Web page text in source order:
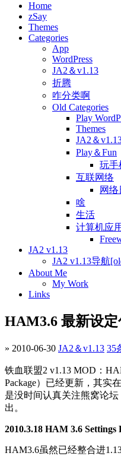
Home
zSay
Themes
Categories
App
WordPress
JA2＆v1.13
折腾
咋分类啊
Old Categories
Play
Themes
JA2＆
Play＆Fun
玩手
互联网络
网
啥
生活
计算机应用
JA2 v1.13
JA2 v1.13导航
About Me
My Work
Links
HAM3.6 最新设
» 2010-06-30 JA2＆v1.13 35
铁血联盟2 v1.13 MOD：
Package）已经更新，其实
是没时间认真关注熊窝论
出。
2010.3.18 HAM 3.6 Settings
HAM3.6虽然已经整合进